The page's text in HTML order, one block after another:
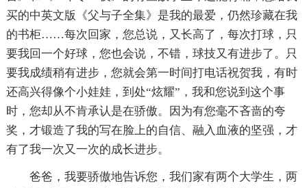
买的中英文版《父与子全集》是我的最爱，仍然珍藏在我
的书柜……每次回家，您总说，又长高了，每次打球，只
要我回一个好球，您也会说，不错，球技又有进步了。只
要我成绩稍有进步，您就会第一时间打电话祝贺我，有时
还高兴得像个小娃娃，到处“炫耀”，我和您说到这个事
时，您却从不肯承认是在骄傲。因为有您毫不吝啬的夸
奖，才锻造了我的写在脸上的自信、融入血液的坚强，才
有了我一次又一次的成长进步。
爸爸，我要骄傲地告诉您，我们家有两个大学生，两